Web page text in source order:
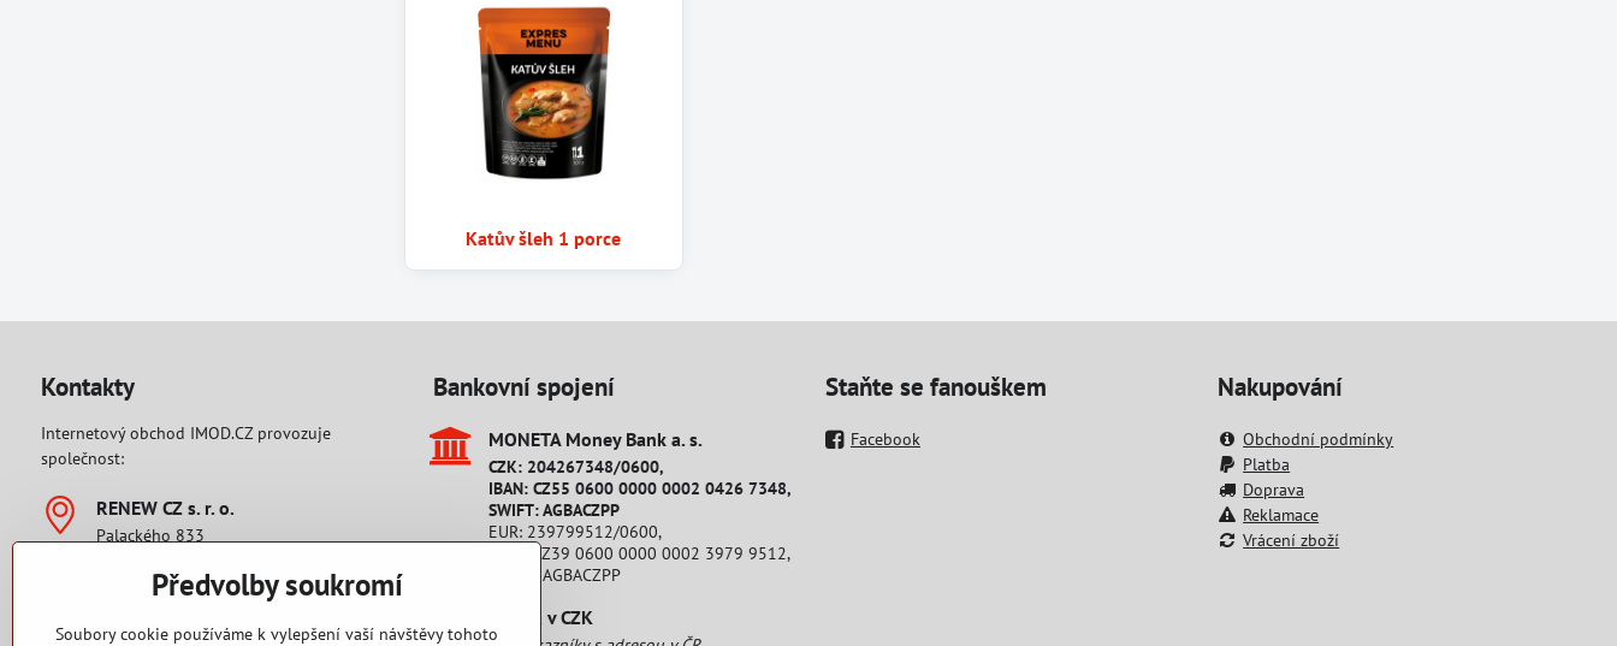
Katův šleh 1 porce
Kontakty
Internetový obchod IMOD.CZ provozuje
společnost:
RENEW CZ s​. r​. o​.
Palackého 833
Česká republika
IČO: 28806689
Bankovní spojení
MONETA Money Bank a​. s​.
CZK: 204267348/0600,
IBAN: CZ55 0600 0000 0002 0426 7348,
SWIFT: AGBACZPP
EUR: 239799512/0600,
IBAN: CZ39 0600 0000 0002 3979 9512,
SWIFT: AGBACZPP
Platba v CZK
Staňte se fanouškem
Facebook
Nakupování
Obchodní podmínky
Platba
Doprava
Reklamace
Vrácení zboží
Předvolby soukromí
Soubory cookie používáme k vylepšení vaší návštěvy tohoto